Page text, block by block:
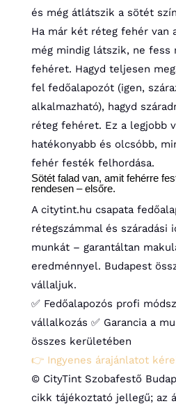
és még átlátszik a sötét
Ha már két réteg fehér van
még mindig látszik, ne fess
fehéret. Hagyd teljesen
fel fedőalapozót (igen,
alkalmazható), hagyd
réteg fehéret. Ez a legjobb
hatékonyabb és olcsóbb,
fehér festék felhordása.
Sötét falad van, amit fehérre
rendesen – elsőre.
A citytint.hu csapata
rétegszámmal és száradási
munkát – garantáltan
eredménnyel. Budapest
vállaljuk.
✅ Fedőalapozós profi
vállalkozás ✅ Garancia a
összes kerületében
👉 Ingyenes árajánlatot
© CityTint Szobafestő
cikk tájékoztató jellegű; az